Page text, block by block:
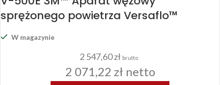
sprężonego powietrza Versaflo™
W magazynie
2 547,60zł brutto
2 071,22 zł netto